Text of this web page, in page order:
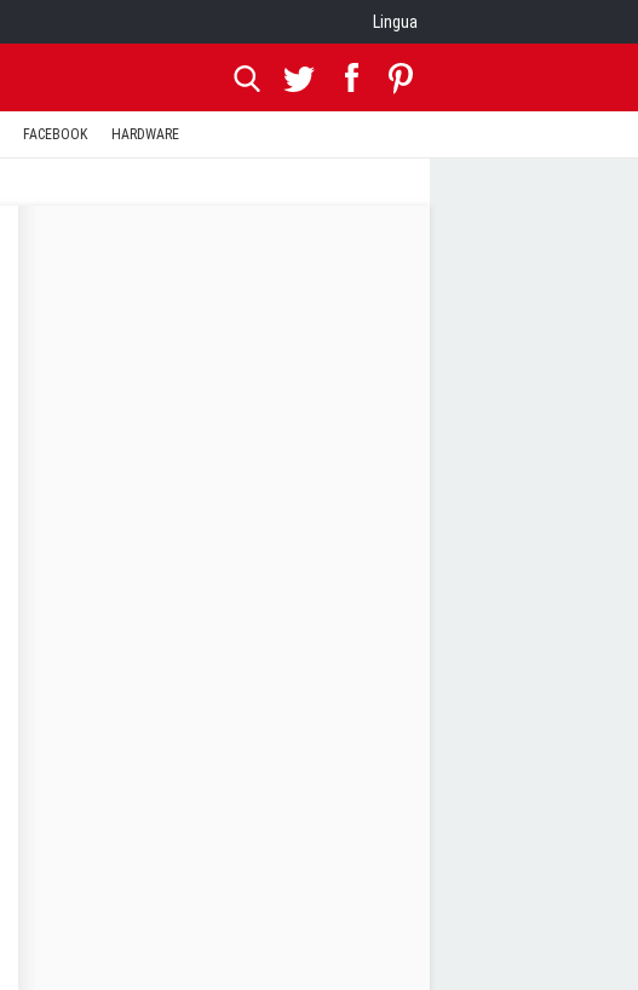
Lingua
FACEBOOK HARDWARE